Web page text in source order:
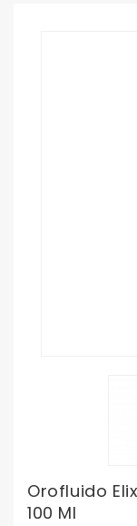
Orofluido
100 Ml